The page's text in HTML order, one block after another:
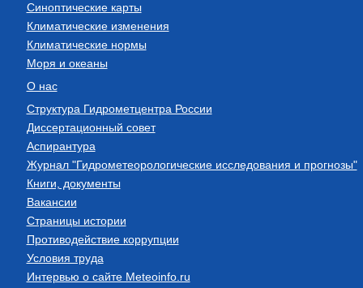
Синоптические карты
Климатические изменения
Климатические нормы
Моря и океаны
О нас
Структура Гидрометцентра России
Диссертационный совет
Аспирантура
Журнал "Гидрометеорологические исследования и прогнозы"
Книги, документы
Вакансии
Страницы истории
Противодействие коррупции
Условия труда
Интервью о сайте Meteoinfo.ru